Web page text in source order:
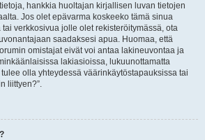
hankkia huoltajan kirjallisen luvan tietojen
Jos olet epävarma koskeeko tämä sinua
verkkosivua jolle olet rekisteröitymässä, ota
saadaksesi apua. Huomaa, että
omistajat eivät voi antaa lakineuvontaa ja
lakiasioissa, lukuunottamatta
tulee olla yhteydessä väärinkäytöstapauksissa tai
liittyen?”.